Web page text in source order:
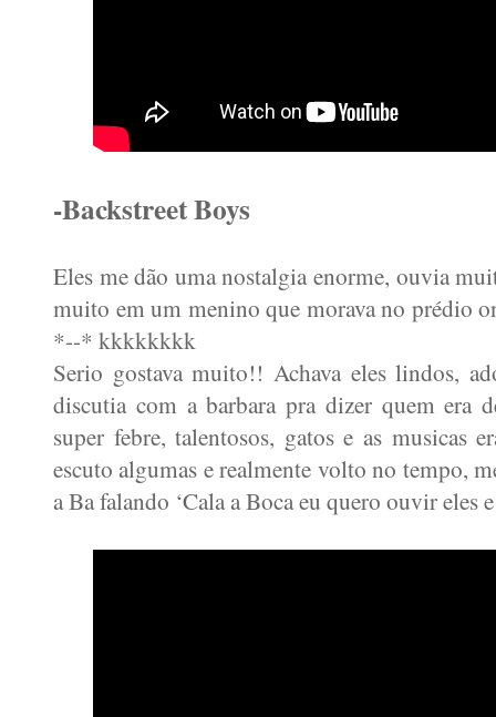
-Backstreet Boys
Eles me dão uma nostalgia enorme, ouvia
muito em um menino que morava no prédio
*--* kkkkkkkk
Serio gostava muito!! Achava eles lindos,
discutia com a barbara pra dizer quem era
super febre, talentosos, gatos e as musicas
escuto algumas e realmente volto no tempo,
a Ba falando ‘Cala a Boca eu quero ouvir eles